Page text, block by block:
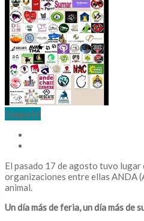
Comparte!
El pasado 17 de agosto tuvo
organizaciones entre ellas ANDA
animal.
Un día más de feria, un día más de